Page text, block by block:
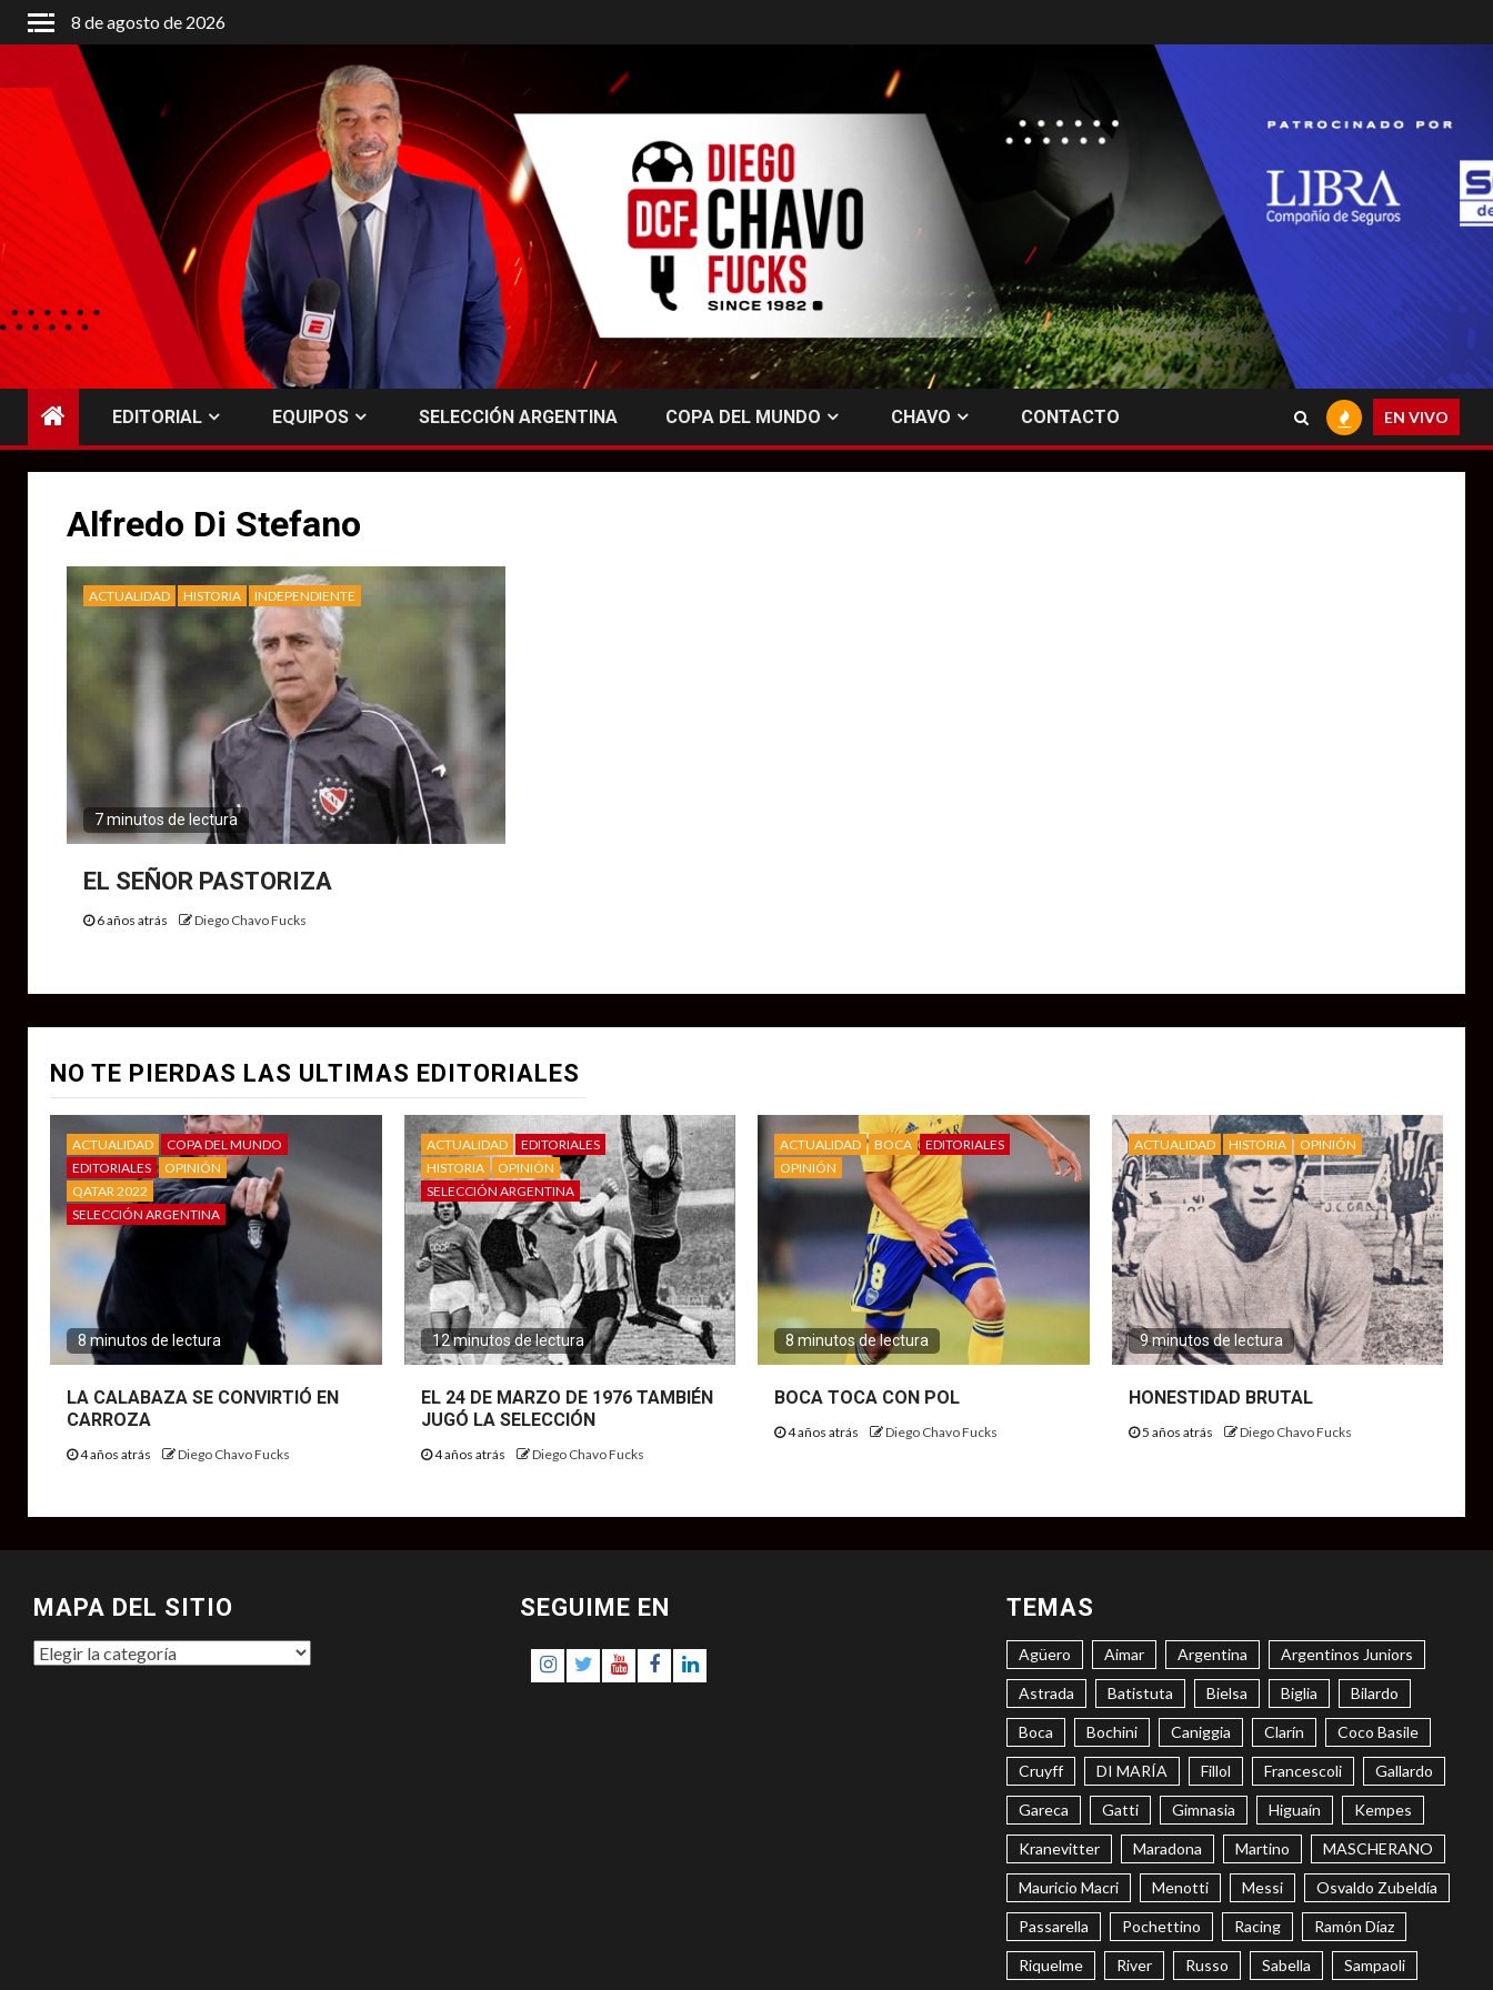
Saltar
al
8 de agosto de 2026
EDITORIAL EQUIPOS SELECCIÓN ARGENTINA COPA DEL MUNDO CHAVO CONTACTO EN VIVO
Alfredo Di Stefano
ACTUALIDAD HISTORIA INDEPENDIENTE
7 minutos de lectura
EL SEÑOR PASTORIZA
6 años atrás Diego Chavo Fucks
NO TE PIERDAS LAS ULTIMAS EDITORIALES
ACTUALIDAD
COPA DEL MUNDO
EDITORIALES
OPINIÓN
QATAR 2022
SELECCIÓN ARGENTINA
8 minutos de lectura
LA CALABAZA SE CONVIRTIÓ EN
CARROZA
4 años atrás Diego Chavo Fucks
ACTUALIDAD
EDITORIALES
HISTORIA
OPINIÓN
SELECCIÓN ARGENTINA
12 minutos de lectura
EL 24 DE MARZO DE 1976 TAMBIÉN
JUGÓ LA SELECCIÓN
4 años atrás Diego Chavo Fucks
ACTUALIDAD BOCA
EDITORIALES
OPINIÓN
8 minutos de lectura
BOCA TOCA CON POL
4 años atrás Diego Chavo Fucks
ACTUALIDAD HISTORIA OPINIÓN
9 minutos de lectura
HONESTIDAD BRUTAL
5 años atrás Diego Chavo Fucks
MAPA DEL SITIO
MAPA
SEGUIME EN
Instagram
Twitter
Youtube
Facebook
LinkedIn
TEMAS
Agüero Aimar Argentina Argentinos Juniors
Astrada Batistuta Bielsa Biglia Bilardo
Boca Bochini Caniggia Clarín Coco Basile
Cruyff DI MARÍA Fillol Francescoli Gallardo
Gareca Gatti Gimnasia Higuaín Kempes
Kranevitter Maradona Martino MASCHERANO
Mauricio Macri Menotti Messi Osvaldo Zubeldía
Passarella Pochettino Racing Ramón Díaz
Riquelme River Russo Sabella Sampaoli